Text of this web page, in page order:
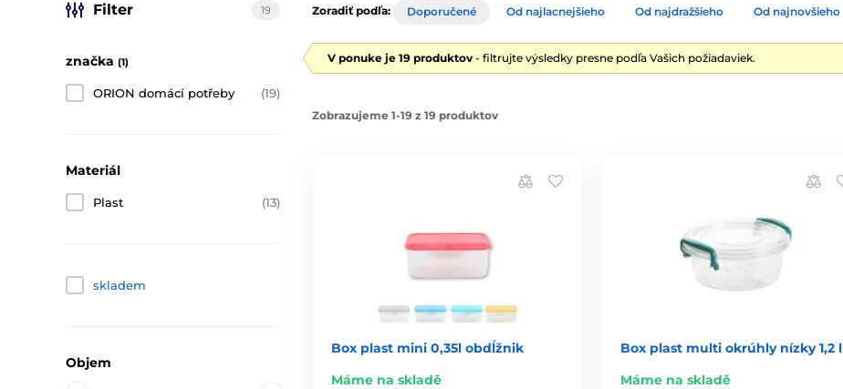
Filter 19
značka (1)
ORION domácí potřeby (19)
Materiál
Plast (13)
skladem
Objem
Zoradiť podľa: Doporučené Od najlacnejšieho Od najdražšieho Od najnovšieho
V ponuke je 19 produktov - filtrujte výsledky presne podľa Vašich požiadaviek.
Zobrazujeme 1-19 z 19 produktov
Box plast mini 0,35l obdĺžnik
Máme na skladě
Box plast multi okrúhly nízky 1,2 l
Máme na skladě